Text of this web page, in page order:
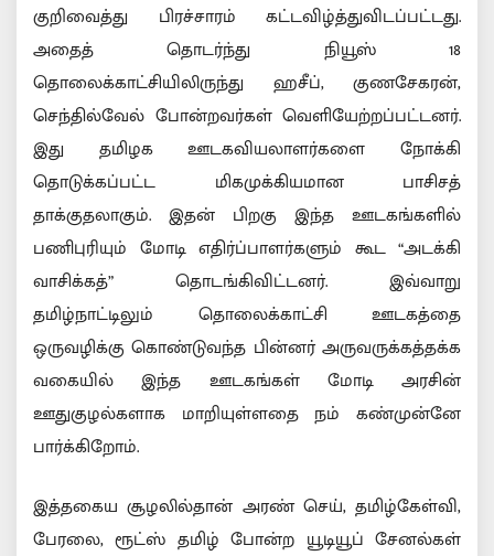
குறிவைத்து பிரச்சாரம் கட்டவிழ்த்துவிடப்பட்டது.
அதைத் தொடர்ந்து நியூஸ் 18
தொலைக்காட்சியிலிருந்து ஹசீப், குணசேகரன்,
செந்தில்வேல் போன்றவர்கள் வெளியேற்றப்பட்டனர்.
இது தமிழக ஊடகவியலாளர்களை நோக்கி
தொடுக்கப்பட்ட மிகமுக்கியமான பாசிசத்
தாக்குதலாகும். இதன் பிறகு இந்த ஊடகங்களில்
பணிபுரியும் மோடி எதிர்ப்பாளர்களும் கூட “அடக்கி
வாசிக்கத்” தொடங்கிவிட்டனர். இவ்வாறு
தமிழ்நாட்டிலும் தொலைக்காட்சி ஊடகத்தை
ஒருவழிக்கு கொண்டுவந்த பின்னர் அருவருக்கத்தக்க
வகையில் இந்த ஊடகங்கள் மோடி அரசின்
ஊதுகுழல்களாக மாறியுள்ளதை நம் கண்முன்னே
பார்க்கிறோம்.
இத்தகைய சூழலில்தான் அரண் செய், தமிழ்கேள்வி,
பேரலை, ரூட்ஸ் தமிழ் போன்ற யூடியூப் சேனல்கள்